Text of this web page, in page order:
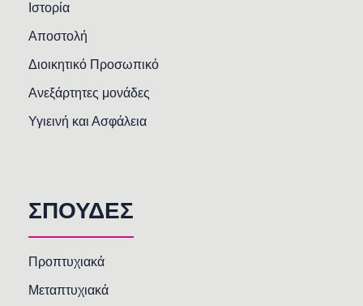
Ιστορία
Αποστολή
Διοικητικό Προσωπικό
Ανεξάρτητες μονάδες
Υγιεινή και Ασφάλεια
ΣΠΟΥΔΕΣ
Προπτυχιακά
Μεταπτυχιακά